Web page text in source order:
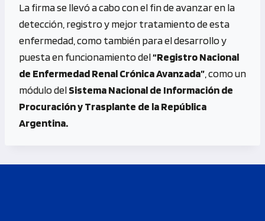
La firma se llevó a cabo con el fin de avanzar en la
detección, registro y mejor tratamiento de esta
enfermedad, como también para el desarrollo y
puesta en funcionamiento del“Registro Nacional
de Enfermedad Renal Crónica Avanzada” , como un
módulo delSistema Nacional de Información de
Procuración y Trasplante de la República
Argentina.